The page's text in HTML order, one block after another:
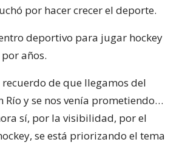
por hacer crecer el deporte.
deportivo para jugar hockey
años.
recuerdo de que llegamos del
Río y se nos venía prometiendo…
sí, por la visibilidad, por el
se está priorizando el tema